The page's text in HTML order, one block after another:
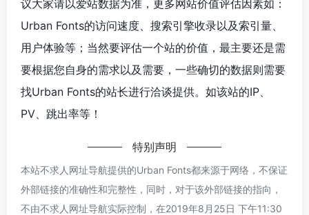
议大家请以爱站数据为准，更多网站价值评估因素如：
Urban Fonts的访问速度、搜索引擎收录以及索引量、
用户体验等；当然要评估一个站的价值，最主要还是需
要根据您自身的需求以及需要，一些确切的数据则需要
找Urban Fonts的站长进行洽谈提供。如该站的IP、
PV、跳出率等！
特别声明
本站不求人网址导航提供的Urban Fonts都来源于网络，不保证
外部链接的准确性和完整性，同时，对于该外部链接的指向，
不由不求人网址导航实际控制，在2019年8月25日 下午11:30